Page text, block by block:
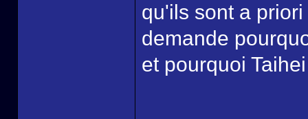
qu'ils sont a
demande
et pourquoi